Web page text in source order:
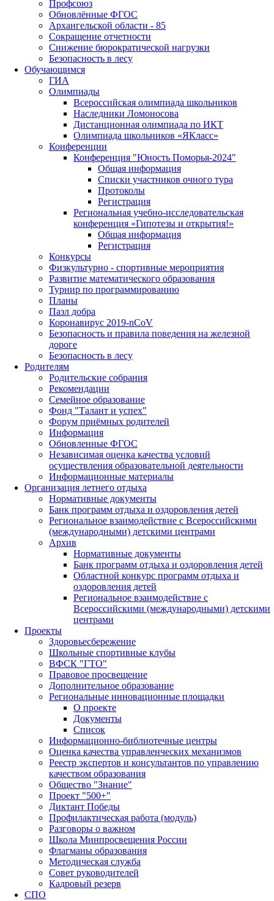
Профсоюз
Обновлённые ФГОС
Архангельской области - 85
Сокращение отчетности
Снижение бюрократической нагрузки
Безопасность в лесу
Обучающимся
ГИА
Олимпиады
Всероссийская олимпиада школьников
Наследники Ломоносова
Дистанционная олимпиада по ИКТ
Олимпиада школьников «ЯКласс»
Конференции
Конференция "Юность Поморья-2024"
Общая информация
Списки участников очного тура
Протоколы
Регистрация
Региональная учебно-исследовательская
конференция «Гипотезы и открытия!»
Общая информация
Регистрация
Конкурсы
Физкультурно - спортивные мероприятия
Развитие математического образования
Турнир по программированию
Планы
Пазл добра
Коронавирус 2019-nCoV
Безопасность и правила поведения на железной
дороге
Безопасность в лесу
Родителям
Родительские собрания
Рекомендации
Семейное образование
Фонд "Талант и успех"
Форум приёмных родителей
Информация
Обновленные ФГОС
Независимая оценка качества условий
осуществления образовательной деятельности
Информационные материалы
Организация летнего отдыха
Нормативные документы
Банк программ отдыха и оздоровления детей
Региональное взаимодействие с Всероссийскими
(международными) детскими центрами
Архив
Нормативные документы
Банк программ отдыха и оздоровления детей
Областной конкурс программ отдыха и
оздоровления детей
Региональное взаимодействие с
Всероссийскими (международными) детскими
центрами
Проекты
Здоровьесбережение
Школьные спортивные клубы
ВФСК "ГТО"
Правовое просвещение
Дополнительное образование
Региональные инновационные площадки
О проекте
Документы
Список
Информационно-библиотечные центры
Оценка качества управленческих механизмов
Реестр экспертов и консультантов по управлению
качеством образования
Общество "Знание"
Проект "500+"
Диктант Победы
Профилактическая работа (модуль)
Разговоры о важном
Школа Минпросвещения России
Флагманы образования
Методическая служба
Совет руководителей
Кадровый резерв
СПО